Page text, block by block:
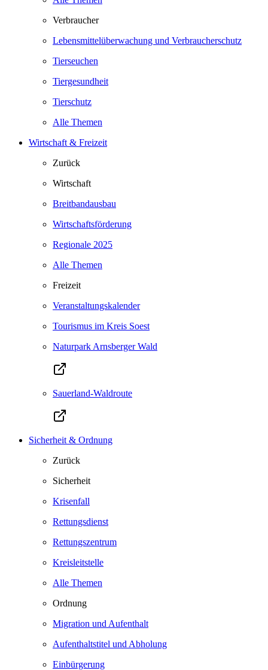
Verbraucher
Lebensmittelüberwachung und Verbraucherschutz
Tierseuchen
Tiergesundheit
Tierschutz
Alle Themen
Wirtschaft & Freizeit
Zurück
Wirtschaft
Breitbandausbau
Wirtschaftsförderung
Regionale 2025
Alle Themen
Freizeit
Veranstaltungskalender
Tourismus im Kreis Soest
Naturpark Arnsberger Wald
Sauerland-Waldroute
Sicherheit & Ordnung
Zurück
Sicherheit
Krisenfall
Rettungsdienst
Rettungszentrum
Kreisleitstelle
Alle Themen
Ordnung
Migration und Aufenthalt
Aufenthaltstitel und Abholung
Einbürgerung